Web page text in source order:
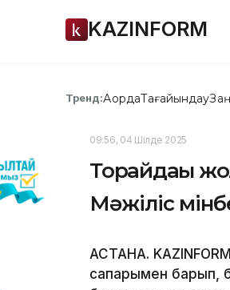
KAZINFORM
Тренд:АқордаТағайындау
09:56, 04 Шілде 2025
Торғайдағы
Мәжіліс
АСТАНА.
сапарымен барып,